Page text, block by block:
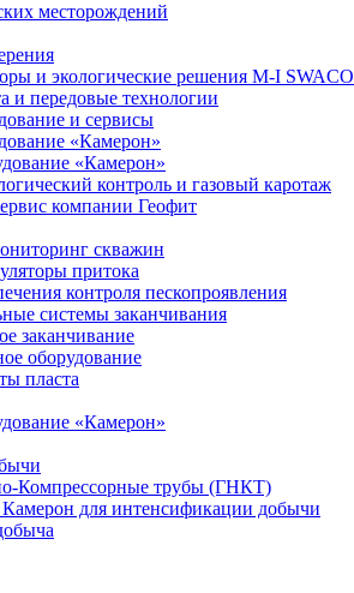
месторождений
и экологические решения M-I SWACO
и передовые технологии
и сервисы
«Камерон»
«Камерон»
контроль и газовый каротаж
компании Геофит
скважин
притока
контроля пескопроявления
системы заканчивания
заканчивание
оборудование
пласта
«Камерон»
Компрессорные трубы (ГНКТ)
для интенсификации добычи